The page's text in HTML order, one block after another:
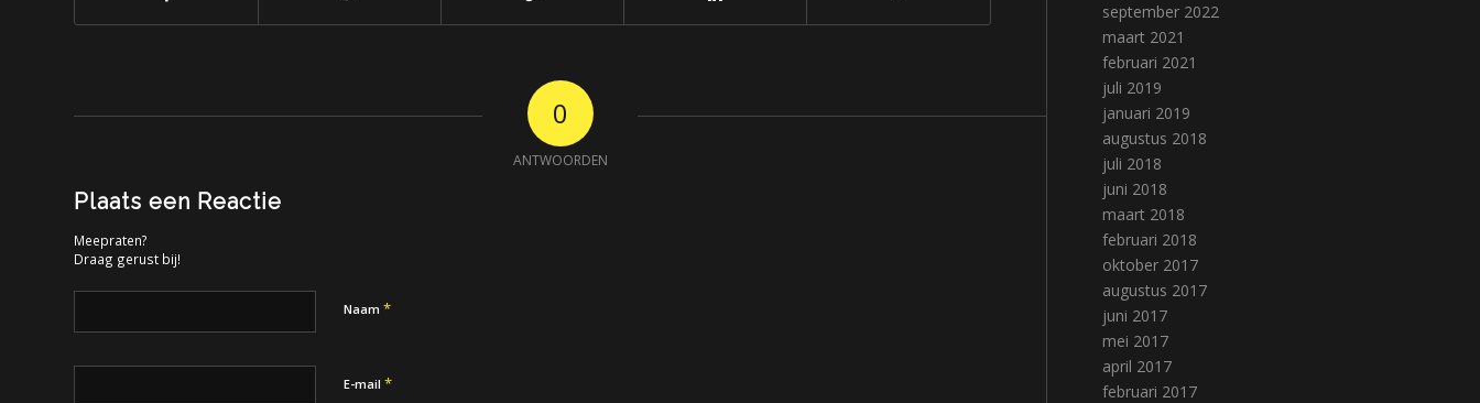
0
ANTWOORDEN
Plaats een Reactie
Meepraten?
Draag gerust bij!
Naam *
E-mail *
september 2022
maart 2021
februari 2021
juli 2019
januari 2019
augustus 2018
juli 2018
juni 2018
maart 2018
februari 2018
oktober 2017
augustus 2017
juni 2017
mei 2017
april 2017
februari 2017